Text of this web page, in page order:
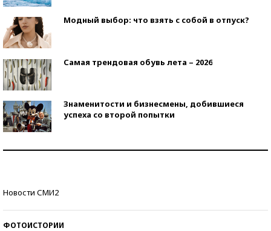
Модный выбор: что взять с собой в отпуск?
Самая трендовая обувь лета – 2026
Знаменитости и бизнесмены, добившиеся
успеха со второй попытки
Новости СМИ2
ФОТОИСТОРИИ